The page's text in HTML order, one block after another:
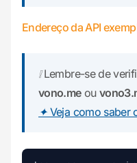
Endereço da API
❕ Lembre-se de
vono.meou
✦ Veja como saber